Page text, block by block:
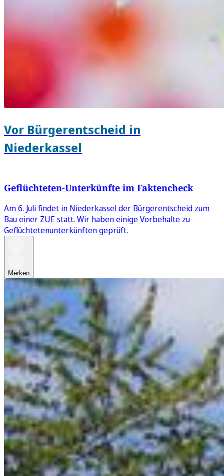
Vor Bürgerentscheid in
Niederkassel
Geflüchteten-Unterkünfte im Faktencheck
Am 6. Juli findet in Niederkassel der Bürgerentscheid zum
Bau einer ZUE statt. Wir haben einige Vorbehalte zu
Geflüchtetenunterkünften geprüft.
Merken